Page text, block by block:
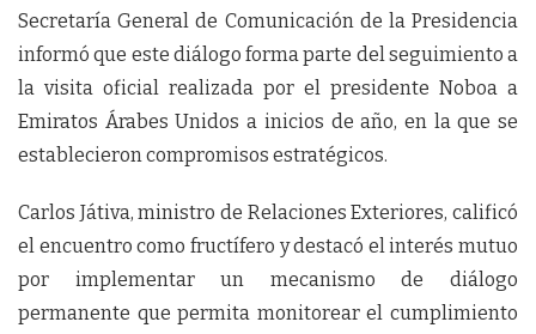
Secretaría General de Comunicación de la Presidencia
informó que este diálogo forma parte del seguimiento a
la visita oficial realizada por el presidente Noboa a
Emiratos Árabes Unidos a inicios de año, en la que se
establecieron compromisos estratégicos.
Carlos Játiva, ministro de Relaciones Exteriores, calificó
el encuentro como fructífero y destacó el interés mutuo
por implementar un mecanismo de diálogo
permanente que permita monitorear el cumplimiento